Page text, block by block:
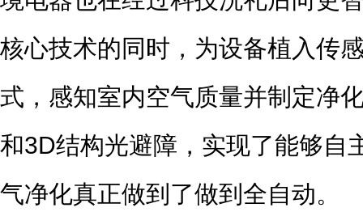
核心技术的同时，为设备植入传
式，感知室内空气质量并制定净
和3D结构光避障，实现了能够自
气净化真正做到了做到全自动。